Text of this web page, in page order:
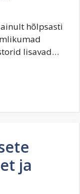
hõlpsasti
lisavad…
ja